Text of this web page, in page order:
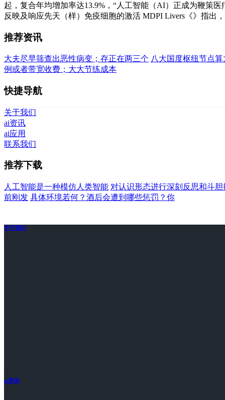
起，复合年均增加率达13.9%，“人工智能（AI）正成为鞭策
反映及响应先天（样）免疫细胞的激活 MDPI Livers《》指出
推荐资讯
大夫尽早筛查出恶性病变；存正在两三个 八大国度枢纽节点算
例或者带宽收费；大大节练成本
快捷导航
关于我们
ai资讯
ai应用
联系我们
推荐下载
人工智能是一种模仿人类智能 对认识形态进行深刻反思和斗胆
前刚发 具体环境若何？酒后会遭到哪些惩罚？你
关于我们
ai资讯